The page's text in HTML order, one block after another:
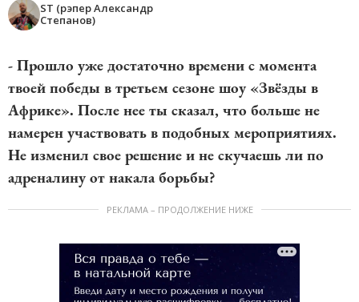
ST (рэпер Александр
Степанов)
- Прошло уже достаточно времени с момента
твоей победы в третьем сезоне шоу «Звёзды в
Африке». После нее ты сказал, что больше не
намерен участвовать в подобных мероприятиях.
Не изменил свое решение и не скучаешь ли по
адреналину от накала борьбы?
РЕКЛАМА – ПРОДОЛЖЕНИЕ НИЖЕ